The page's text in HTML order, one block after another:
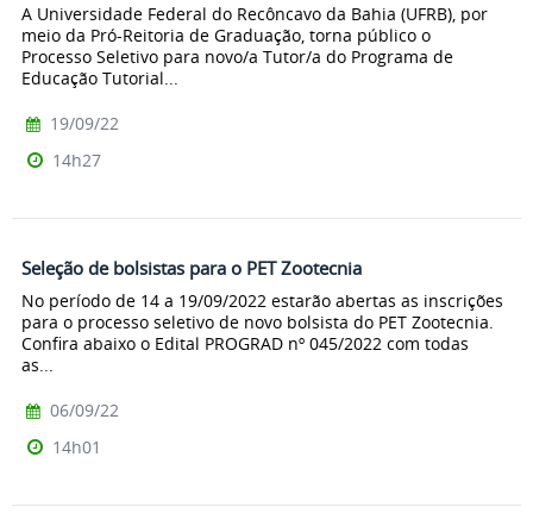
A Universidade Federal do Recôncavo da Bahia (UFRB), por
meio da Pró-Reitoria de Graduação, torna público o
Processo Seletivo para novo/a Tutor/a do Programa de
Educação Tutorial...
19/09/22
14h27
Seleção de bolsistas para o PET Zootecnia
No período de 14 a 19/09/2022 estarão abertas as inscrições
para o processo seletivo de novo bolsista do PET Zootecnia.
Confira abaixo o Edital PROGRAD nº 045/2022 com todas
as...
06/09/22
14h01